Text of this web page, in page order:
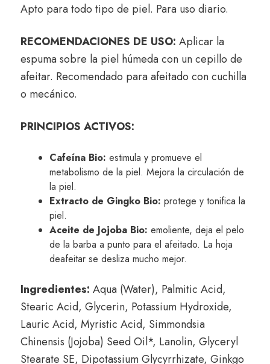
Apto para todo tipo de piel. Para uso diario.
RECOMENDACIONES DE USO: Aplicar la
espuma sobre la piel húmeda con un cepillo de
afeitar. Recomendado para afeitado con cuchilla
o mecánico.
PRINCIPIOS ACTIVOS:
Cafeína Bio: estimula y promueve el
metabolismo de la piel. Mejora la circulación de
la piel.
Extracto de Gingko Bio: protege y tonifica la
piel.
Aceite de Jojoba Bio: emoliente, deja el pelo
de la barba a punto para el afeitado. La hoja
deafeitar se desliza mucho mejor.
Ingredientes: Aqua (Water), Palmitic Acid,
Stearic Acid, Glycerin, Potassium Hydroxide,
Lauric Acid, Myristic Acid, Simmondsia
Chinensis (Jojoba) Seed Oil*, Lanolin, Glyceryl
Stearate SE, Dipotassium Glycyrrhizate, Ginkgo